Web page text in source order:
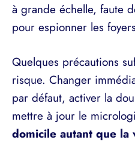
à grande échelle, faute
pour espionner les
Quelques précautions
risque. Changer
par défaut, activer la
mettre à jour le
domicile autant que la